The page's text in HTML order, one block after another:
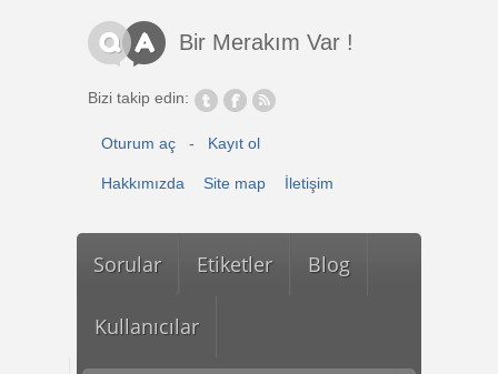
Bir Merakım Var !
Bizi takip edin:
Oturum aç - Kayıt ol
Hakkımızda Site map İletişim
Sorular Etiketler Blog
Kullanıcılar